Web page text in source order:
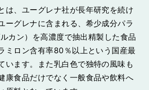
は、ユーグレナ社が長年研究を続け
ーグレナに含まれる、希少成分パラ
カン）を高濃度で抽出精製した食品
ミロン含有率80％以上という国産最
います。また乳白色で独特の風味も
康食品だけでなく一般食品や飲料へ